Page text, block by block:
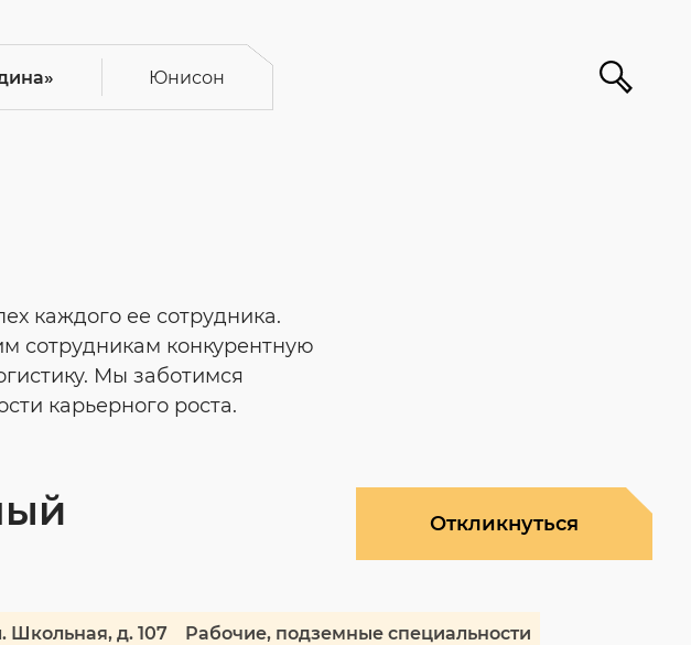
Юнисон
каждого ее сотрудника.
сотрудникам конкурентную
Мы заботимся
карьерного роста.
Откликнуться
Школьная, д. 107 Рабочие, подземные специальности